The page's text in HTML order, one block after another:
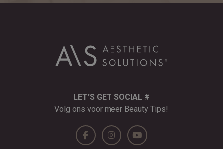
LET’S GET SOCIAL #
Volg ons voor meer Beauty Tips!